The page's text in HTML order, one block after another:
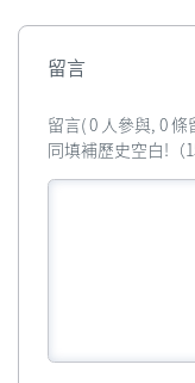
留言
留言( 0 人參與, 0
同填補歷史空白!（